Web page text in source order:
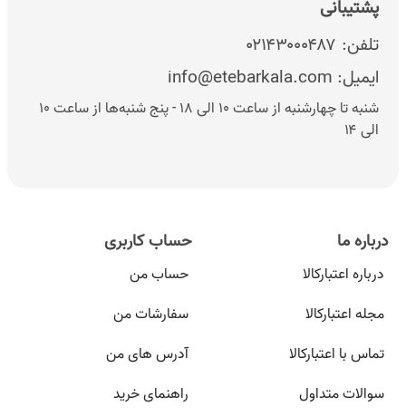
می‌خواند یا روی آن‌‌ها داده‌ها می‌نویسد. این داده‌ها به صورت
دودویی یا باینری روی دیسک‌‌ها ذخیره می‌شود.
- موتور چرخاننده: این موتور دیسک‌ها را می‌چرخاند تا هد بتواند
عمل خواندن و نوشتن را روی آن‌ها انجام دهد.
- کنترل کننده مرکزی: وظیفه این قطعه کنترل بازوی مکانیکی
هارد است.
ویژگی‌های مهم هارد اکسترنال
پشتیبانی
تلفن: ۰۲۱۴۳۰۰۰۴۸۷
ایمیل: info@etebarkala.com
شنبه تا چهارشنبه از ساعت ۱۰ الی ۱۸ - پنج شنبه‌ها از ساعت ۱۰
الی ۱۴
درباره ما
درباره اعتبارکالا
مجله اعتبارکالا
تماس با اعتبارکالا
سوالات متداول
حساب کاربری
حساب من
سفارشات من
آدرس های من
راهنمای خرید